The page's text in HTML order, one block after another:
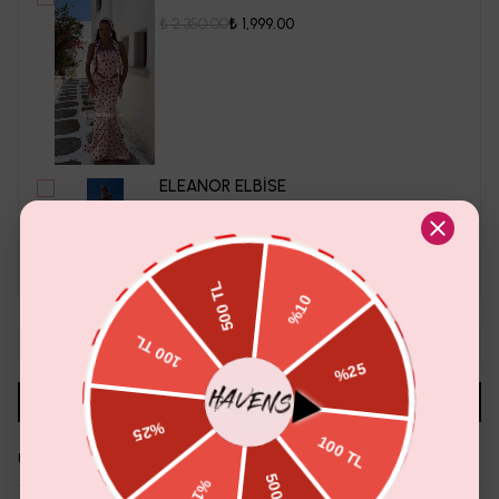
₺ 1,999.00
ELEANOR ELBİSE
Sepete Ekle
Aradığın Beden Tükendi Mi? Whatsapp'tan Sor
Ürün Detayı